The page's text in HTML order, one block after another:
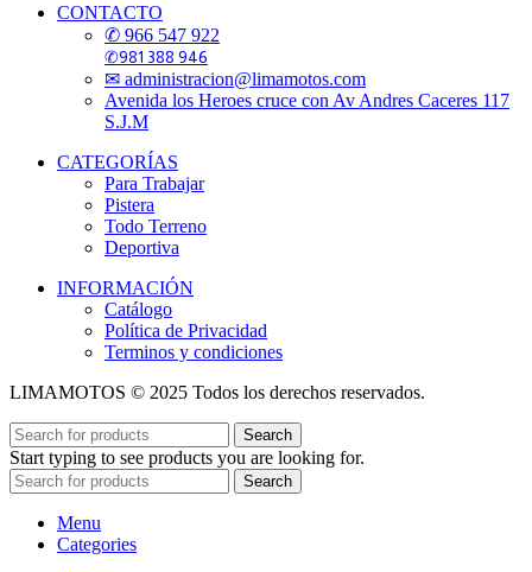
CONTACTO
✆ 966 547 922
✆981 388 946
✉ administracion@limamotos.com
Avenida los Heroes cruce con Av Andres Caceres 117
S.J.M
CATEGORÍAS
Para Trabajar
Pistera
Todo Terreno
Deportiva
INFORMACIÓN
Catálogo
Política de Privacidad
Terminos y condiciones
LIMAMOTOS © 2025 Todos los derechos reservados.
Search
Start typing to see products you are looking for.
Search
Menu
Categories